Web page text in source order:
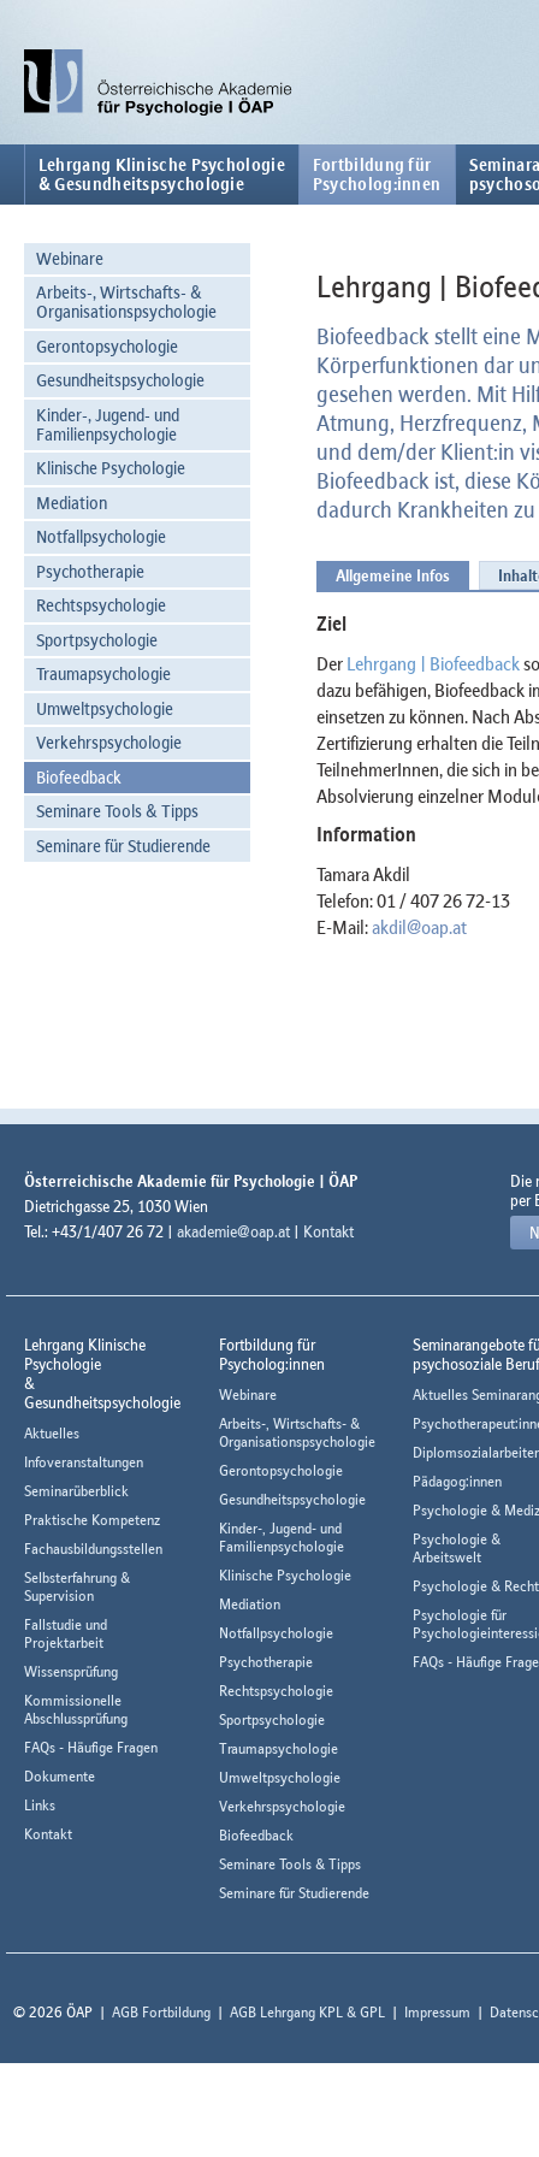
Lehrgang Klinische Psychologie
& Gesundheitspsychologie
Fortbildung für
Psycholog:innen
Webinare
Arbeits-, Wirtschafts- &
Organisationspsychologie
Gerontopsychologie
Gesundheitspsychologie
Kinder-, Jugend- und
Familienpsychologie
Klinische Psychologie
Mediation
Notfallpsychologie
Psychotherapie
Rechtspsychologie
Sportpsychologie
Traumapsychologie
Umweltpsychologie
Verkehrspsychologie
Biofeedback
Seminare Tools & Tipps
Seminare für Studierende
Lehrgang |
Biofeedback stellt eine
Körperfunktionen dar
gesehen werden. Mit
Atmung, Herzfrequenz,
und dem/der Klient:in
Biofeedback ist, diese
dadurch Krankheiten zu
Allgemeine Infos
Ziel
Der Lehrgang | Biofeedback
dazu befähigen, Biofeedback
einsetzen zu können. Nach
Zertifizierung erhalten die
TeilnehmerInnen, die sich in
Absolvierung einzelner
Information
Tamara Akdil
Telefon: 01 / 407 26 72-13
E-Mail:akdil@oap.at
Österreichische Akademie für Psychologie | ÖAP
Dietrichgasse 25, 1030 Wien
Tel.: +43/1/407 26 72 | akademie@oap.at | Kontakt
Die
per
Lehrgang Klinische
Psychologie
&
Gesundheitspsychologie
Aktuelles
Infoveranstaltungen
Seminarüberblick
Praktische Kompetenz
Fachausbildungsstellen
Selbsterfahrung &
Supervision
Fallstudie und
Projektarbeit
Wissensprüfung
Kommissionelle
Abschlussprüfung
FAQs - Häufige Fragen
Dokumente
Links
Kontakt
Fortbildung für
Psycholog:innen
Webinare
Arbeits-, Wirtschafts- &
Organisationspsychologie
Gerontopsychologie
Gesundheitspsychologie
Kinder-, Jugend- und
Familienpsychologie
Klinische Psychologie
Mediation
Notfallpsychologie
Psychotherapie
Rechtspsychologie
Sportpsychologie
Traumapsychologie
Umweltpsychologie
Verkehrspsychologie
Biofeedback
Seminare Tools & Tipps
Seminare für Studierende
Seminarangebote
psychosoziale
Aktuelles
Pädagog:innen
Psychologie &
Psychologie &
Arbeitswelt
Psychologie & Recht
Psychologie für
FAQs - Häufige
© 2026 ÖAP AGB Fortbildung AGB Lehrgang KPL & GPL Impressum